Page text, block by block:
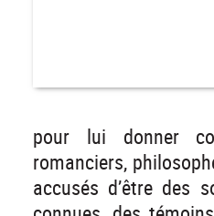
pour lui donner
romanciers,
accusés d’être des